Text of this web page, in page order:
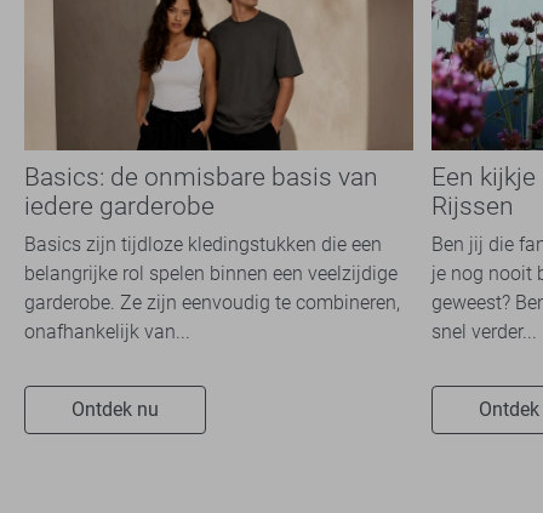
Basics: de onmisbare basis van
iedere garderobe
Basics zijn tijdloze kledingstukken die een
belangrijke rol spelen binnen een veelzijdige
garderobe. Ze zijn eenvoudig te combineren,
onafhankelijk van...
Ontdek nu
Een
Rijssen
Ben jij die
je nog nooit
geweest?
snel verder...